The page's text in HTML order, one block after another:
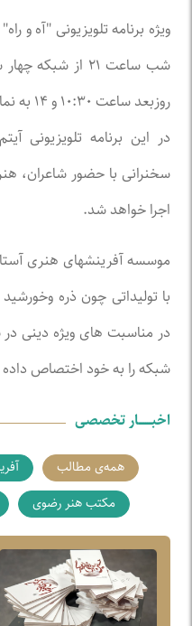
شب ساعت ۲۱ از
روزبعد ساعت ۱۰:۳۰ و ۱۴ به نمایش گذاشته می‌شود.
در این برنامه تلویزیونی
سخنرانی با حضور شاعران،
اجرا خواهد شد.
موسسه آفرینشهای هنری
با تولیداتی چون ذره
در مناسبت های ویژه دینی
شبکه را به خود اختصاص
اخبـــــــار تخصصی
همه‌ی مطالب
مکتب هنر رضوی